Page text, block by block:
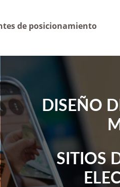
de posicionamiento
DISEÑO
SITIOS